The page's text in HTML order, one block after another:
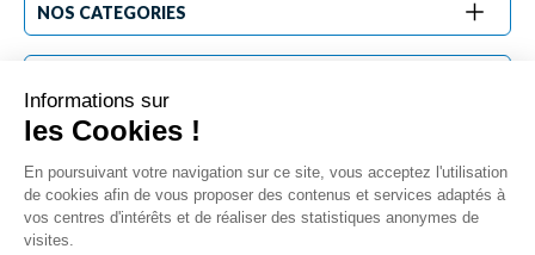
NOS CATEGORIES
Inscrivez-vous à la newsletter !
Inscrivez-vous vite et restez au courant de nos nouveautés et
promotions.